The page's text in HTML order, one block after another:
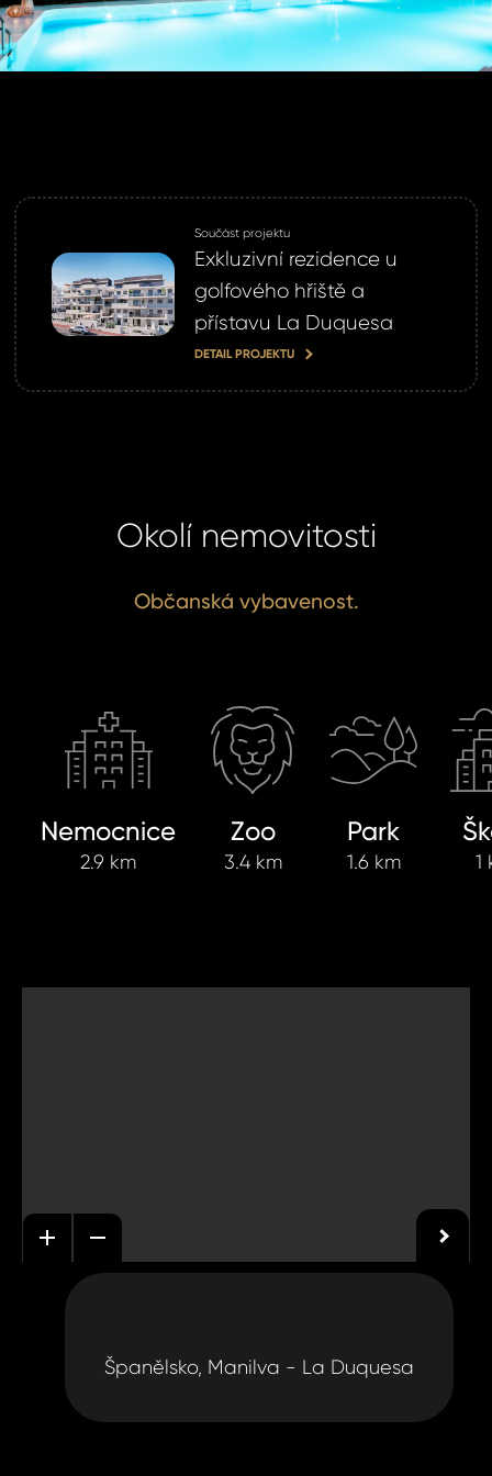
Součást projektu
Exkluzivní rezidence u
golfového hřiště a
přístavu La Duquesa
DETAIL PROJEKTU
Okolí nemovitosti
Občanská vybavenost.
Nemocnice
2.9 km
Zoo
3.4 km
Park
1.6 km 1
Španělsko, Manilva - La Duquesa
SE
účet ?
jej nyní